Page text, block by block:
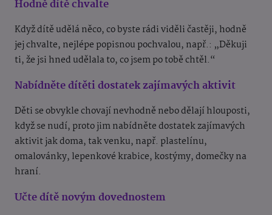
Hodně dítě chvalte
Když dítě udělá něco, co byste rádi viděli častěji, hodně
jej chvalte, nejlépe popisnou pochvalou, např.: „Děkuji
ti, že jsi hned udělala to, co jsem po tobě chtěl.“
Nabídněte dítěti dostatek zajímavých aktivit ​​
Děti se obvykle chovají nevhodně nebo dělají hlouposti,
když se nudí, proto jim nabídněte dostatek zajímavých
aktivit jak doma, tak venku, např. plastelínu,
omalovánky, lepenkové krabice, kostýmy, domečky na
hraní.
Učte dítě novým dovednostem